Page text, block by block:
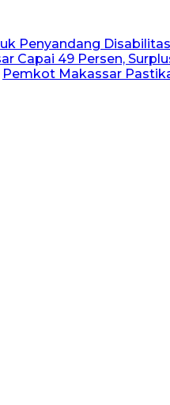
Penyandang Disabilitas
Capai 49 Persen,
Pemkot Makassar